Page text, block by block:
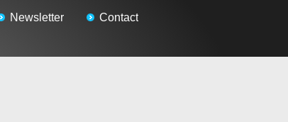
Newsletter Contact